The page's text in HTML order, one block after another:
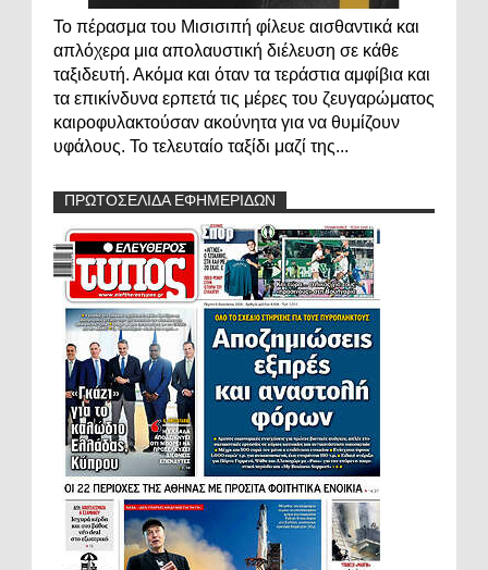
Το πέρασμα του Μισισιπή φίλευε αισθαντικά και
απλόχερα μια απολαυστική διέλευση σε κάθε
ταξιδευτή. Ακόμα και όταν τα τεράστια αμφίβια και
τα επικίνδυνα ερπετά τις μέρες του ζευγαρώματος
καιροφυλακτούσαν ακούνητα για να θυμίζουν
υφάλους. Το τελευταίο ταξίδι μαζί της...
ΠΡΩΤΟΣΕΛΙΔΑ ΕΦΗΜΕΡΙΔΩΝ